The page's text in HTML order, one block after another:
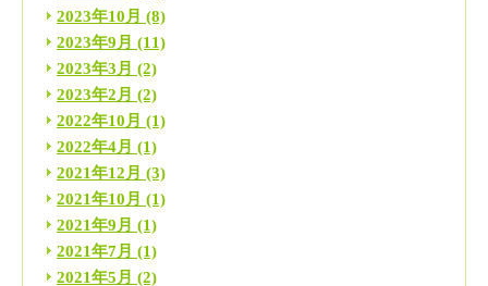
2023年10月 (8)
2023年9月 (11)
2023年3月 (2)
2023年2月 (2)
2022年10月 (1)
2022年4月 (1)
2021年12月 (3)
2021年10月 (1)
2021年9月 (1)
2021年7月 (1)
2021年5月 (2)